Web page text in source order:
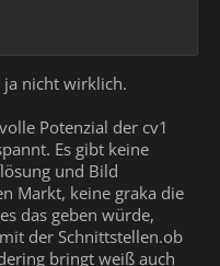
ja nicht wirklich.
Potenzial der cv1
Es gibt keine
und Bild
Markt, keine graka die
das geben würde,
der Schnittstellen.ob
bringt weiß auch